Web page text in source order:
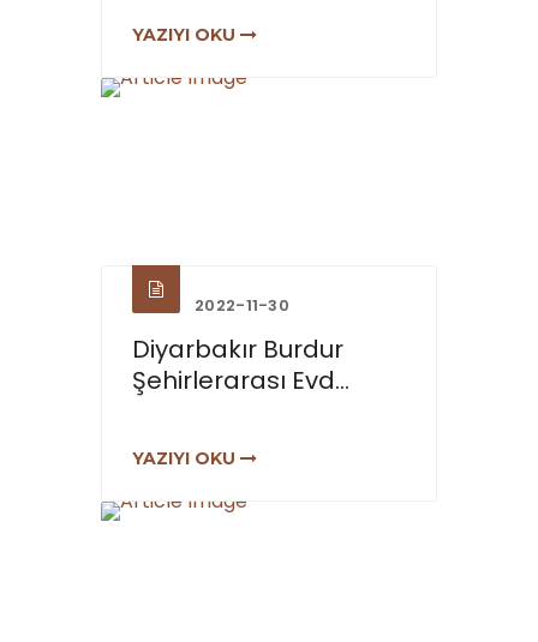
YAZIYI OKU
2022-11-30
Diyarbakır Burdur
Şehirlerarası Evd...
YAZIYI OKU